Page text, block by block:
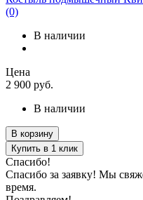
(0)
В наличии
Цена
2 900 руб.
В наличии
В корзину
Купить в 1 клик
Спасибо!
Спасибо за заявку! Мы
время.